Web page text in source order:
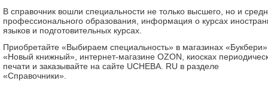
В справочник вошли специальности не только высшего, но и
профессионального образования, информация о курсах
языков и подготовительных курсах.
Приобретайте «Выбираем специальность» в магазинах
«Новый книжный», интернет-магазине OZON, киосках
печати и заказывайте на сайте UCHEBA. RU в разделе
«Справочники».